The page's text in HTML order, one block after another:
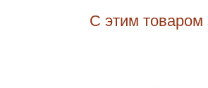
С этим товаром